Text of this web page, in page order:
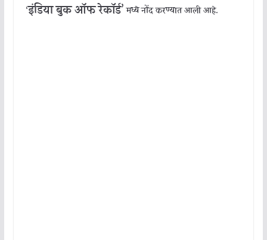
‘इंडिया बुक ऑफ रेकॉर्ड’मध्ये नोंद करण्यात आली आहे.